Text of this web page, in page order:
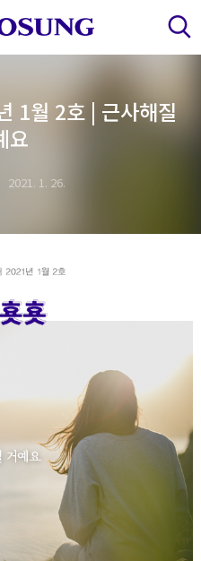
검색 레이어 열기
1월 2호 | 근사해질
요
2021. 1. 26.